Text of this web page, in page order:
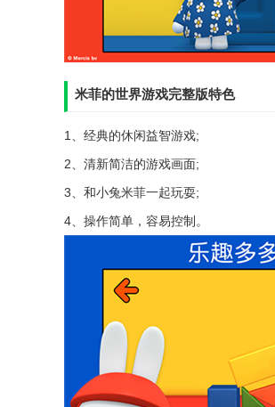
米菲的世界游戏完整版特色
1、经典的休闲益智游戏;
2、清新简洁的游戏画面;
3、和小兔米菲一起玩耍;
4、操作简单，容易控制。